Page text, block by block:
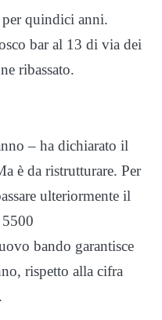
quindici anni.
bar al 13 di via dei
ribassato.
– ha dichiarato il
è da ristrutturare. Per
ulteriormente il
5500
bando garantisce
rispetto alla cifra